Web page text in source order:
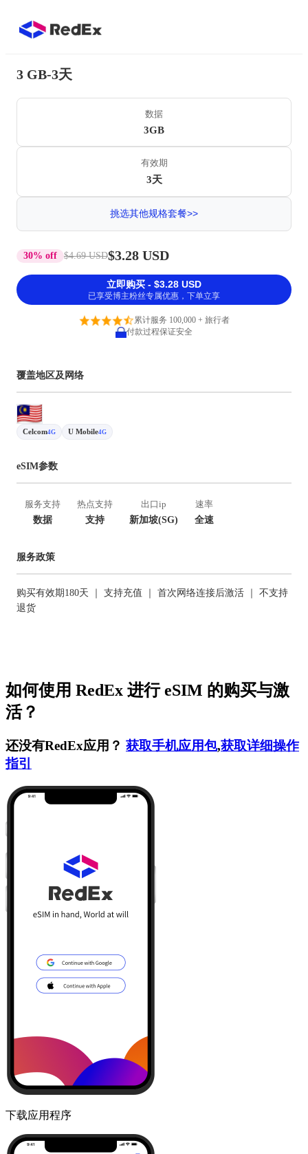
3 GB-3天
数据
3GB
有效期
3天
挑选其他规格套餐>>
30% off $4.69 USD$3.28 USD
立即购买 - $3.28 USD
已享受博主粉丝专属优惠，下单立享
累计服务 100,000 + 旅行者
付款过程保证安全
覆盖地区及网络
Celcom4G U Mobile4G
eSIM参数
服务支持
数据
热点支持
支持
出口ip
新加坡(SG)
速率
全速
服务政策
购买有效期180天 ｜ 支持充值 ｜ 首次网络连接后激活 ｜ 不支持
退货
如何使用 RedEx 进行 eSIM 的购买与激
活？
还没有RedEx应用？ 获取手机应用包,获取详细操作
指引
下载应用程序